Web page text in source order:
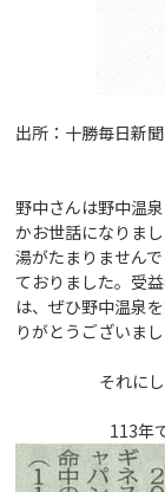
出所：十勝毎日新聞
野中さんは野中温
かお世話になりま
湯がたまりません
ておりました。受
は、ぜひ野中温泉
りがとうございまし
それに
113年